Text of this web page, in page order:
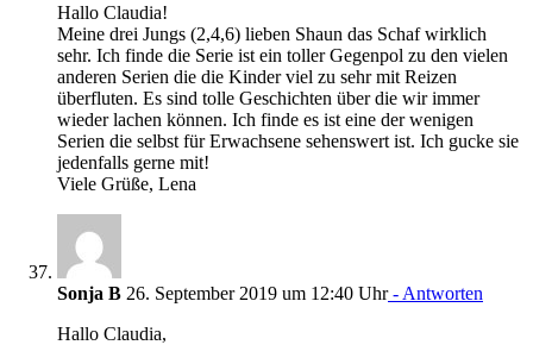
Hallo Claudia!
Meine drei Jungs (2,4,6) lieben Shaun das Schaf wirklich
sehr. Ich finde die Serie ist ein toller Gegenpol zu den vielen
anderen Serien die die Kinder viel zu sehr mit Reizen
überfluten. Es sind tolle Geschichten über die wir immer
wieder lachen können. Ich finde es ist eine der wenigen
Serien die selbst für Erwachsene sehenswert ist. Ich gucke sie
jedenfalls gerne mit!
Viele Grüße, Lena
Sonja B 26. September 2019 um 12:40 Uhr- Antworten
Hallo Claudia,